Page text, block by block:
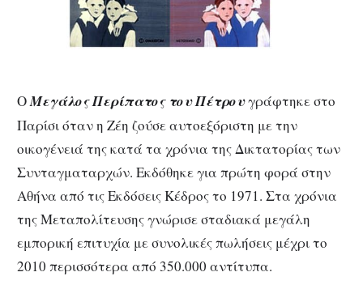
ΟΜεγάλος Περίπατος του Πέτρουγράφτηκε στο
Παρίσι όταν η Ζέη ζούσε αυτοεξόριστη με την
οικογένειά της κατά τα χρόνια της Δικτατορίας των
Συνταγματαρχών. Εκδόθηκε για πρώτη φορά στην
Αθήνα από τις Εκδόσεις Κέδρος το 1971. Στα χρόνια
της Μεταπολίτευσης γνώρισε σταδιακά μεγάλη
εμπορική επιτυχία με συνολικές πωλήσεις μέχρι το
2010 περισσότερα από 350.000 αντίτυπα.